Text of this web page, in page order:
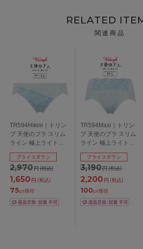
RELATED
関連商品
TR594Hikini｜トリン
プ 天使のブラ スリム
ライン 極上ライト
TR594シリーズ スタ
ンダードショーツ
M/L/LL
2,970円(税込)
プライスダウン
1,650円 (税込)
75pt獲得
TR594Maxi｜トリン
プ 天使のブラ スリム
ライン 極上ライト
TR594シリーズ マキ
シショーツ M/L
3,190円(税込)
プライスダウン
2,200円 (税込)
100pt獲得